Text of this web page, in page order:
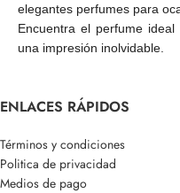
elegantes perfumes para
Encuentra el perfume
una impresión inolvidable.
ENLACES RÁPIDOS
Términos y condiciones
Politica de privacidad
Medios de pago